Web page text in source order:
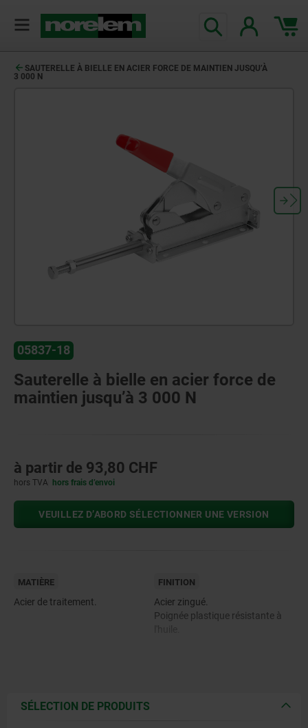
SAUTERELLE À BIELLE EN ACIER FORCE DE MAINTIEN JUSQU’À
3 000 N
05837-18
Sauterelle à bielle en acier force de
maintien jusqu’à 3 000 N
à partir de 93,80 CHF
hors TVA hors frais d’envoi
VEUILLEZ D’ABORD SÉLECTIONNER UNE VERSION
MATIÈRE
Acier de traitement.
FINITION
Acier zingué.
Poignée plastique résistante à
SÉLECTION DE PRODUITS